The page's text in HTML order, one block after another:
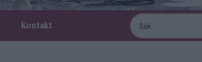
Kontakt